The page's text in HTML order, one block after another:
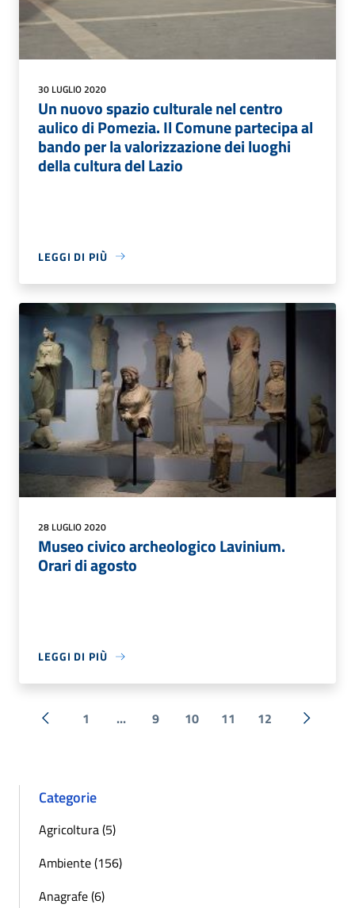
30 LUGLIO 2020
Un nuovo spazio culturale nel centro
aulico di Pomezia. Il Comune partecipa al
bando per la valorizzazione dei luoghi
della cultura del Lazio
LEGGI DI PIÙ
28 LUGLIO 2020
Museo civico archeologico Lavinium.
Orari di agosto
LEGGI DI PIÙ
« Precedente
1 ... 9 10 11 12
Categorie
Agricoltura (5)
Ambiente (156)
Anagrafe (6)